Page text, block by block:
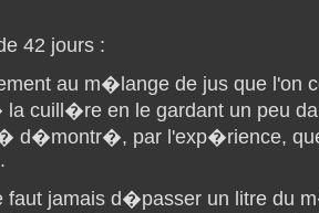
42 jours :
au m�lange de jus que l'on
cuill�re en le gardant un peu
d�montr�, par l'exp�rience,
faut jamais d�passer un litre du